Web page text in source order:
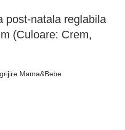
post-natala reglabila
(Culoare: Crem,
Mama&Bebe